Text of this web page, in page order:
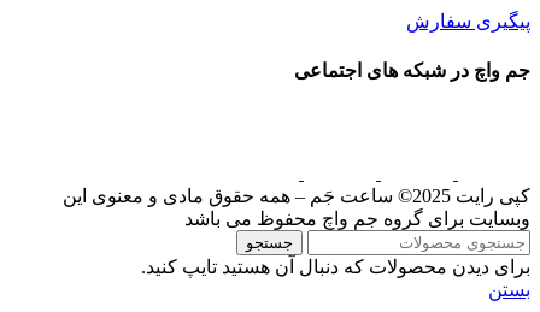
پیگیری سفارش
جم واچ در شبکه های اجتماعی
کپی رایت 2025© ساعت جَم – همه حقوق مادی و معنوی این
وبسایت برای گروه جم واچ محفوظ می باشد
جستجو
برای دیدن محصولات که دنبال آن هستید تایپ کنید.
بستن